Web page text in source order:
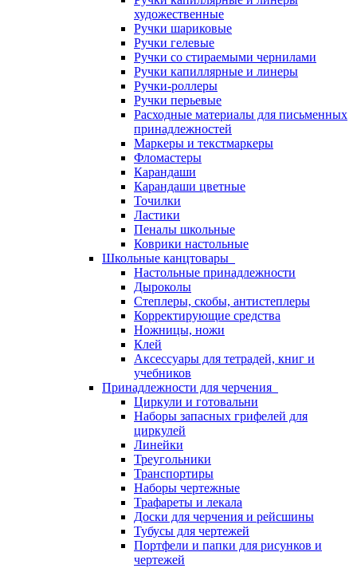
художественные
Ручки шариковые
Ручки гелевые
Ручки со стираемыми чернилами
Ручки капиллярные и линеры
Ручки-роллеры
Ручки перьевые
Расходные материалы для письменных
принадлежностей
Маркеры и текстмаркеры
Фломастеры
Карандаши
Карандаши цветные
Точилки
Ластики
Пеналы школьные
Коврики настольные
Школьные канцтовары
Настольные принадлежности
Дыроколы
Степлеры, скобы, антистеплеры
Корректирующие средства
Ножницы, ножи
Клей
Аксессуары для тетрадей, книг и
учебников
Принадлежности для черчения
Циркули и готовальни
Наборы запасных грифелей для
циркулей
Линейки
Треугольники
Транспортиры
Наборы чертежные
Трафареты и лекала
Доски для черчения и рейсшины
Тубусы для чертежей
Портфели и папки для рисунков и
чертежей